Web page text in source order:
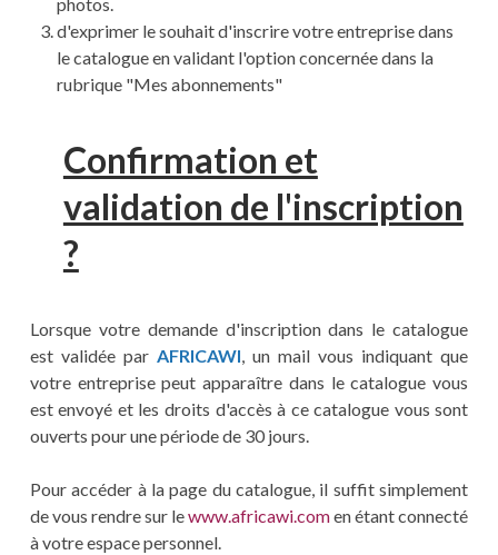
photos.
d'exprimer le souhait d'inscrire votre entreprise dans
le catalogue en validant l'option concernée dans la
rubrique "Mes abonnements"
Confirmation et
validation de l'inscription
?
Lorsque votre demande d'inscription dans le catalogue
est validée par AFRICAWI, un mail vous indiquant que
votre entreprise peut apparaître dans le catalogue vous
est envoyé et les droits d'accès à ce catalogue vous sont
ouverts pour une période de 30 jours.
Pour accéder à la page du catalogue, il suffit simplement
de vous rendre sur lewww.africawi.comen étant connecté
à votre espace personnel.